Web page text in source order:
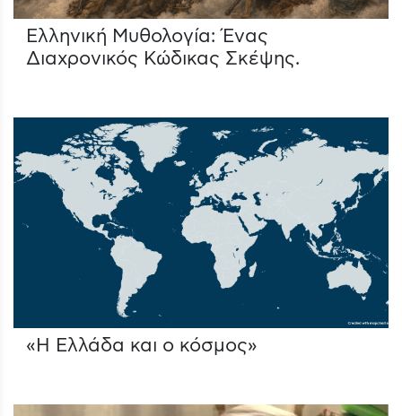
Ελληνική Μυθολογία: Ένας
Διαχρονικός Κώδικας Σκέψης.
«Η Ελλάδα και ο κόσμος»